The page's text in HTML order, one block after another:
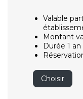
Valable
Montant
Durée 1 an
Choisir